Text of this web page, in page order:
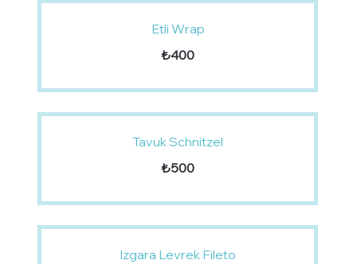
Etli Wrap
₺400
Tavuk Schnitzel
₺500
Izgara Levrek Fileto